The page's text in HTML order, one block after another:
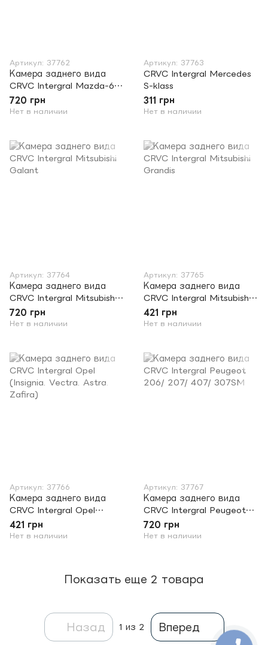
Артикул: 37762
Камера заднего вида
CRVC Intergral Mazda-6
2009
720 грн
Нет в наличии
Артикул: 37763
CRVC Intergral Mercedes
S-klass
311 грн
Нет в наличии
Артикул: 37764
Камера заднего вида
CRVC Intergral Mitsubishi
Galant
720 грн
Нет в наличии
Артикул: 37765
Камера заднего вида
CRVC Intergral Mitsubishi
Grandis
421 грн
Нет в наличии
Артикул: 37766
Камера заднего вида
CRVC Intergral Opel
(Insignia. Vectra. Astra.
Zafira)
421 грн
Нет в наличии
Артикул: 37767
Камера заднего вида
CRVC Intergral Peugeot
206/ 207/ 407/ 307SM
720 грн
Нет в наличии
Показать еще 2 товара
Назад 1 из 2 Вперед